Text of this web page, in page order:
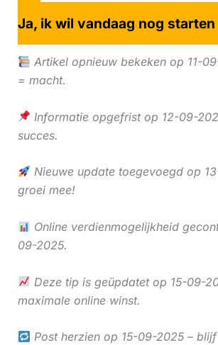
Ja, ik wil vandaag nog starten
Artikel opnieuw bekeken op 11-
= macht.
Informatie opgefrist op 12-09-
succes.
Nieuwe update toegevoegd op
groei mee!
Online verdienmogelijkheid
09-2025.
Deze tip is geüpdatet op 15-09-
maximale online winst.
Post herzien op 15-09-2025 –